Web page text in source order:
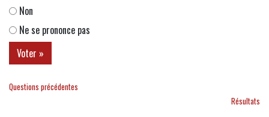
Non
Ne se prononce pas
Questions précédentes
Résultats